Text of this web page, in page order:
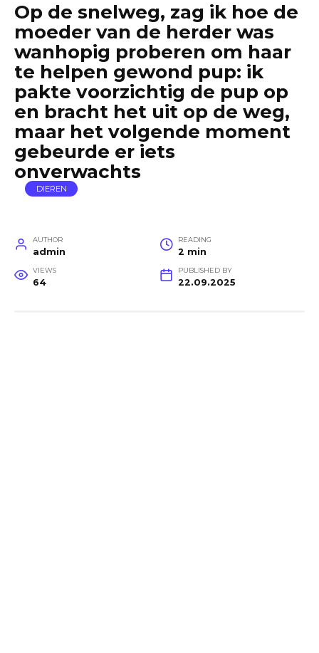
Op de snelweg, zag ik hoe de
moeder van de herder was
wanhopig proberen om haar
te helpen gewond pup: ik
pakte voorzichtig de pup op
en bracht het uit op de weg,
maar het volgende moment
gebeurde er iets
onverwachts
DIEREN
AUTHOR
admin
READING
2 min
VIEWS
64
PUBLISHED BY
22.09.2025